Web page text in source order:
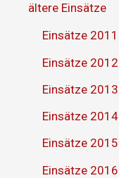
ältere Einsätze
Einsätze 2011
Einsätze 2012
Einsätze 2013
Einsätze 2014
Einsätze 2015
Einsätze 2016